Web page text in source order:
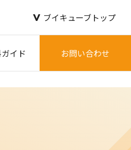
ブイキューブトップ
イド お問い合わせ